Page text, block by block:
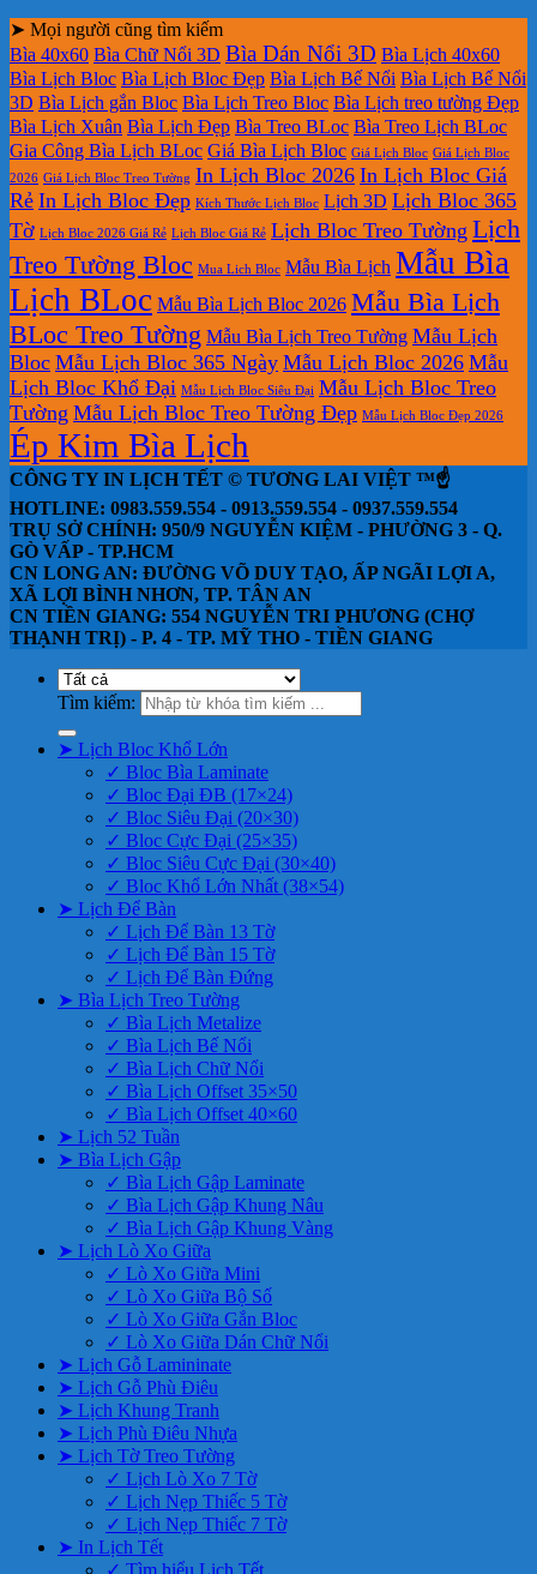
➤ Mọi người cũng tìm kiếm
Bìa 40x60 Bìa Chữ Nổi 3D Bìa Dán Nổi 3D Bìa Lịch 40x60
Bìa Lịch Bloc Bìa Lịch Bloc Đẹp Bìa Lịch Bế Nổi Bìa Lịch Bế Nổi
3D Bìa Lịch gắn Bloc Bìa Lịch Treo Bloc Bìa Lịch treo tường Đẹp
Bìa Lịch Xuân Bìa Lịch Đẹp Bìa Treo BLoc Bìa Treo Lịch BLoc
Gia Công Bìa Lịch BLoc Giá Bìa Lịch Bloc Giá Lịch Bloc Giá Lịch Bloc
2026 Giá Lịch Bloc Treo Tường In Lịch Bloc 2026 In Lịch Bloc Giá
Rẻ In Lịch Bloc Đẹp Kích Thước Lịch Bloc Lịch 3D Lịch Bloc 365
Tờ Lịch Bloc 2026 Giá Rẻ Lịch Bloc Giá Rẻ Lịch Bloc Treo Tường Lịch
Treo Tường Bloc Mua Lich Bloc Mẫu Bìa Lịch Mẫu Bìa
Lịch BLoc Mẫu Bìa Lịch Bloc 2026 Mẫu Bìa Lịch
BLoc Treo Tường Mẫu Bìa Lịch Treo Tường Mẫu Lịch
Bloc Mẫu Lịch Bloc 365 Ngày Mẫu Lịch Bloc 2026 Mẫu
Lịch Bloc Khổ Đại Mẫu Lịch Bloc Siêu Đại Mẫu Lịch Bloc Treo
Tường Mẫu Lịch Bloc Treo Tường Đẹp Mẫu Lịch Bloc Đẹp 2026
Ép Kim Bìa Lịch
CÔNG TY IN LỊCH TẾT © TƯƠNG LAI VIỆT ™☝️
HOTLINE: 0983.559.554 - 0913.559.554 - 0937.559.554
TRỤ SỞ CHÍNH: 950/9 NGUYỄN KIỆM - PHƯỜNG 3 - Q.
GÒ VẤP - TP.HCM
CN LONG AN: ĐƯỜNG VÕ DUY TẠO, ẤP NGÃI LỢI A,
XÃ LỢI BÌNH NHƠN, TP. TÂN AN
CN TIỀN GIANG: 554 NGUYỄN TRI PHƯƠNG (CHỢ
THẠNH TRỊ) - P. 4 - TP. MỸ THO - TIỀN GIANG
Tìm kiếm:
➤ Lịch Bloc Khổ Lớn
✓ Bloc Bìa Laminate
✓ Bloc Đại ĐB (17×24)
✓ Bloc Siêu Đại (20×30)
✓ Bloc Cực Đại (25×35)
✓ Bloc Siêu Cực Đại (30×40)
✓ Bloc Khổ Lớn Nhất (38×54)
➤ Lịch Để Bàn
✓ Lịch Để Bàn 13 Tờ
✓ Lịch Để Bàn 15 Tờ
✓ Lịch Để Bàn Đứng
➤ Bìa Lịch Treo Tường
✓ Bìa Lịch Metalize
✓ Bìa Lịch Bế Nổi
✓ Bìa Lịch Chữ Nổi
✓ Bìa Lịch Offset 35×50
✓ Bìa Lịch Offset 40×60
➤ Lịch 52 Tuần
➤ Bìa Lịch Gập
✓ Bìa Lịch Gập Laminate
✓ Bìa Lịch Gập Khung Nâu
✓ Bìa Lịch Gập Khung Vàng
➤ Lịch Lò Xo Giữa
✓ Lò Xo Giữa Mini
✓ Lò Xo Giữa Bộ Số
✓ Lò Xo Giữa Gắn Bloc
✓ Lò Xo Giữa Dán Chữ Nổi
➤ Lịch Gỗ Lamininate
➤ Lịch Gỗ Phù Điêu
➤ Lịch Khung Tranh
➤ Lịch Phù Điêu Nhựa
➤ Lịch Tờ Treo Tường
✓ Lịch Lò Xo 7 Tờ
✓ Lịch Nẹp Thiếc 5 Tờ
✓ Lịch Nẹp Thiếc 7 Tờ
➤ In Lịch Tết